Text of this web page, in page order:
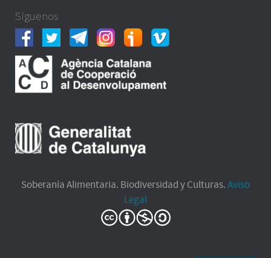
Síguenos
Soberanía Alimentaria. Biodiversidad y Culturas.Aviso
Legal